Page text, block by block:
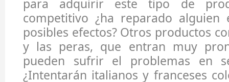
para adquirir este tipo de
competitivo ¿ha reparado
posibles efectos? Otros productos
y las peras, que entran muy
pueden sufrir el problemas en
¿Intentarán italianos y franceses